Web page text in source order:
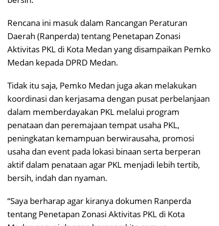
Rencana ini masuk dalam Rancangan Peraturan
Daerah (Ranperda) tentang Penetapan Zonasi
Aktivitas PKL di Kota Medan yang disampaikan Pemko
Medan kepada DPRD Medan.
Tidak itu saja, Pemko Medan juga akan melakukan
koordinasi dan kerjasama dengan pusat perbelanjaan
dalam memberdayakan PKL melalui program
penataan dan peremajaan tempat usaha PKL,
peningkatan kemampuan berwirausaha, promosi
usaha dan event pada lokasi binaan serta berperan
aktif dalam penataan agar PKL menjadi lebih tertib,
bersih, indah dan nyaman.
“Saya berharap agar kiranya dokumen Ranperda
tentang Penetapan Zonasi Aktivitas PKL di Kota